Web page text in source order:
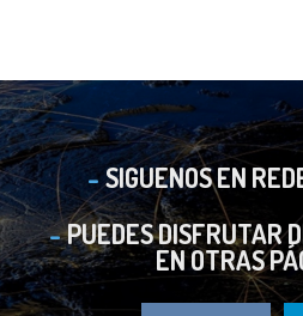
SIGUENOS EN
PUEDES DISFRUTAR
EN OTRAS